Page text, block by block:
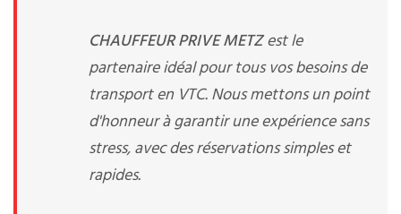
CHAUFFEUR PRIVE METZest le
partenaire idéal pour tous vos besoins de
transport en VTC. Nous mettons un point
d'honneur à garantir une expérience sans
stress, avec des réservations simples et
rapides.